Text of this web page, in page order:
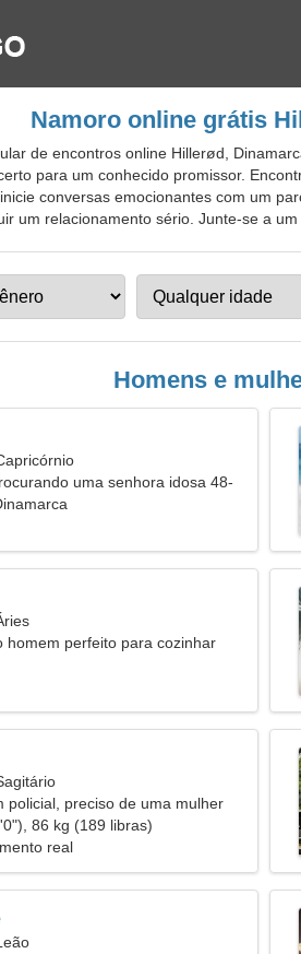
Namoro online grátis
de encontros online Hillerød,
para um conhecido promissor.
conversas emocionantes com um
um relacionamento sério. Junte-se a
Homens e
uma senhora idosa 48-
homem perfeito para cozinhar
policial, preciso de uma mulher
86 kg (189 libras)
real